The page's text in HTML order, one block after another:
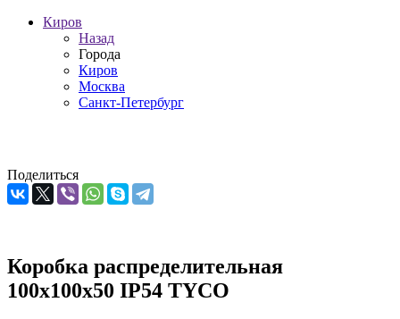
Киров
Назад
Города
Киров
Москва
Санкт-Петербург
Поделиться
Коробка распределительная
100х100х50 IP54 TYCO